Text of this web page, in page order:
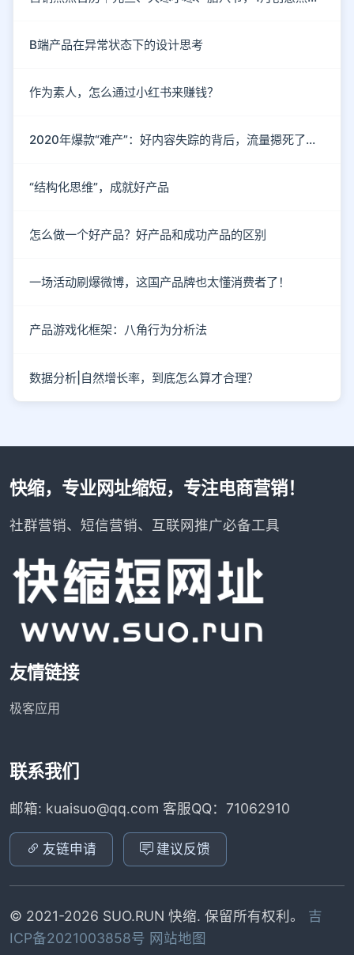
B端产品在异常状态下的设计思考
作为素人，怎么通过小红书来赚钱？
2020年爆款“难产”：好内容失踪的背后，流量摁死了内容
“结构化思维”，成就好产品
怎么做一个好产品？好产品和成功产品的区别
一场活动刷爆微博，这国产品牌也太懂消费者了！
产品游戏化框架：八角行为分析法
数据分析|自然增长率，到底怎么算才合理？
快缩，专业网址缩短，专注电商营销！
社群营销、短信营销、互联网推广必备工具
友情链接
极客应用
联系我们
邮箱: kuaisuo@qq.com 客服QQ：71062910
友链申请 建议反馈
© 2021-2026 SUO.RUN 快缩. 保留所有权利。 吉
ICP备2021003858号 网站地图